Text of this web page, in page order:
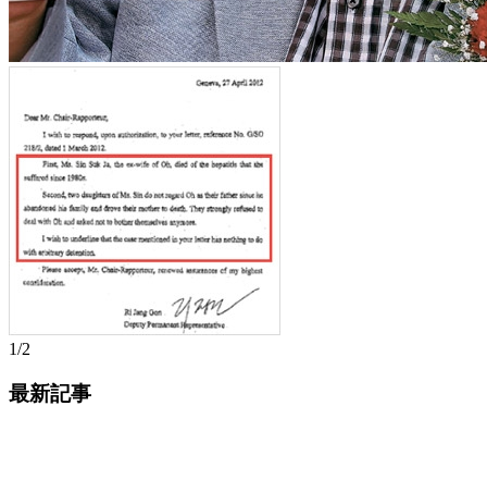
1/2
最新記事